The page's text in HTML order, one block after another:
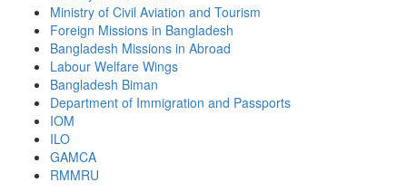
Ministry of Civil Aviation and Tourism
Foreign Missions in Bangladesh
Bangladesh Missions in Abroad
Labour Welfare Wings
Bangladesh Biman
Department of Immigration and Passports
IOM
ILO
GAMCA
RMMRU